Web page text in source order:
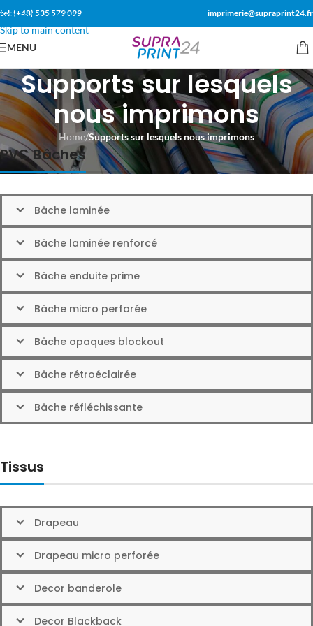
Skip to navigation
Skip to main content
tel: (+48) 535 579 099 imprimerie@supraprint24.fr
MENU
Supports sur lesquels
nous imprimons
Home/Supports sur lesquels nous imprimons
PVC Bâches
Bâche laminée
Bâche laminée renforcé
Bâche enduite prime
Bâche micro perforée
Bâche opaques blockout
Bâche rétroéclairée
Bâche réfléchissante
Tissus
Drapeau
Drapeau micro perforée
Decor banderole
Decor Blackback